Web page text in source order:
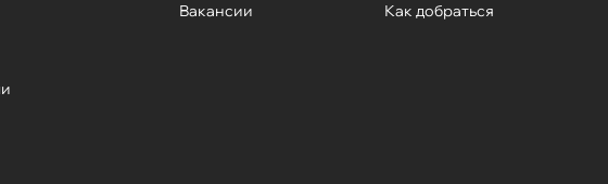
Вакансии Как добраться